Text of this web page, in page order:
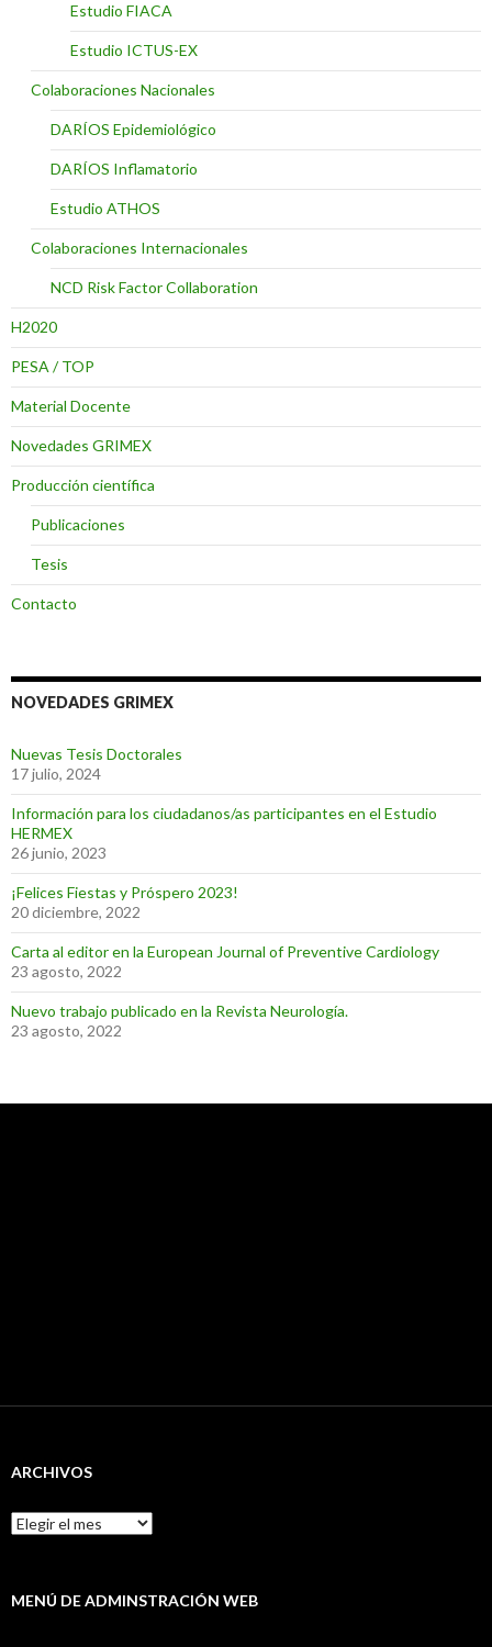
Estudio FIACA
Estudio ICTUS-EX
Colaboraciones Nacionales
DARÍOS Epidemiológico
DARÍOS Inflamatorio
Estudio ATHOS
Colaboraciones Internacionales
NCD Risk Factor Collaboration
H2020
PESA / TOP
Material Docente
Novedades GRIMEX
Producción científica
Publicaciones
Tesis
Contacto
NOVEDADES GRIMEX
Nuevas Tesis Doctorales
17 julio, 2024
Información para los ciudadanos/as participantes en el Estudio
HERMEX
26 junio, 2023
¡Felices Fiestas y Próspero 2023!
20 diciembre, 2022
Carta al editor en la European Journal of Preventive Cardiology
23 agosto, 2022
Nuevo trabajo publicado en la Revista Neurología.
23 agosto, 2022
ARCHIVOS
Archivos
MENÚ DE ADMINSTRACIÓN WEB